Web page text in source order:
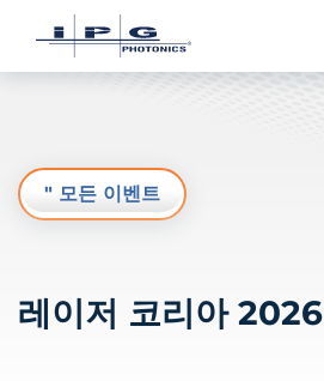
" 모든 이벤트
레이저 코리아 2026